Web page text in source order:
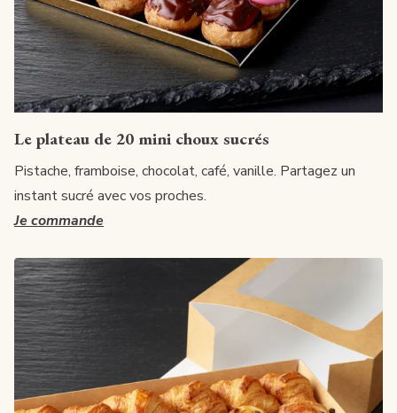
Le plateau de 20 mini choux sucrés
Pistache, framboise, chocolat, café, vanille. Partagez un
instant sucré avec vos proches.
Je commande